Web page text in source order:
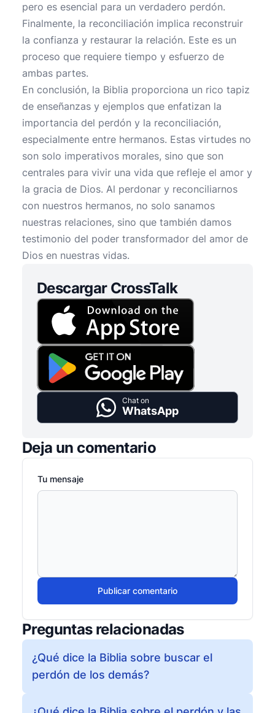
pero es esencial para un verdadero perdón.
Finalmente, la reconciliación implica reconstruir
la confianza y restaurar la relación. Este es un
proceso que requiere tiempo y esfuerzo de
ambas partes.
En conclusión, la Biblia proporciona un rico tapiz
de enseñanzas y ejemplos que enfatizan la
importancia del perdón y la reconciliación,
especialmente entre hermanos. Estas virtudes no
son solo imperativos morales, sino que son
centrales para vivir una vida que refleje el amor y
la gracia de Dios. Al perdonar y reconciliarnos
con nuestros hermanos, no solo sanamos
nuestras relaciones, sino que también damos
testimonio del poder transformador del amor de
Dios en nuestras vidas.
Descargar CrossTalk
Chat on
WhatsApp
Deja un comentario
Tu mensaje
Publicar comentario
Preguntas relacionadas
¿Qué dice la Biblia sobre buscar el
perdón de los demás?